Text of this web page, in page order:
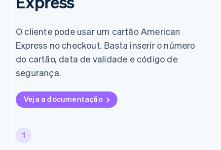
O cliente pode usar um cartão American
Express no checkout. Basta inserir o número
do cartão, data de validade e código de
segurança.
Veja a documentação
1